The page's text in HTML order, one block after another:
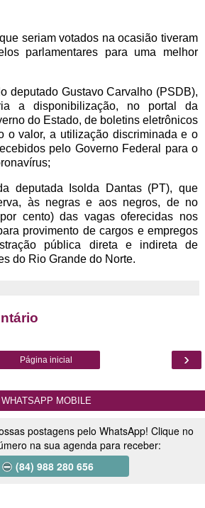
seriam votados na ocasião tiveram
parlamentares para uma melhor
deputado Gustavo Carvalho (PSDB),
a disponibilização, no portal da
do Estado, de boletins eletrônicos
o valor, a utilização discriminada e o
pelo Governo Federal para o
deputada Isolda Dantas (PT), que
às negras e aos negros, de no
cento) das vagas oferecidas nos
provimento de cargos e empregos
pública direta e indireta de
do Rio Grande do Norte.
›
Página inicial
WHATSAPP MOBILE
postagens pelo WhatsApp! Clique no
na sua agenda para receber:
(84) 988 280 656